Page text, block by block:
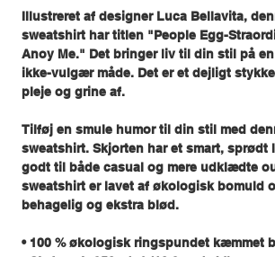
Illustreret af designer Luca Bellavita,
sweatshirt har titlen "People Egg-
Anoy Me." Det bringer liv til din stil på
ikke-vulgær måde. Det er et dejligt
pleje og grine af.
Tilføj en smule humor til din stil med
sweatshirt. Skjorten har et smart, sprødt
godt til både casual og mere udklædte
sweatshirt er lavet af økologisk bomuld
behagelig og ekstra blød.
• 100 % økologisk ringspundet kæmmet